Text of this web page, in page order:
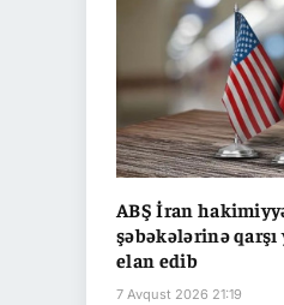
ABŞ İran
şəbəkələrinə
elan edib
7 Avqust 2026 21:19